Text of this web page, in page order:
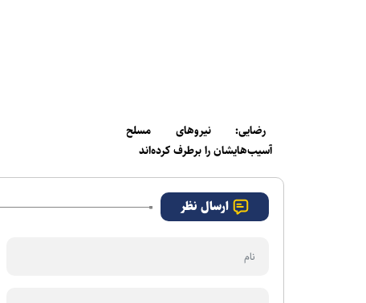
رضایی: نیروهای مسلح
آسیب‌هایشان را برطرف کرده‌اند
ارسال نظر